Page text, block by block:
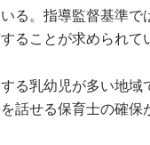
る。指導監督基準
ることが求められて
る乳幼児が多い地
話せる保育士の確